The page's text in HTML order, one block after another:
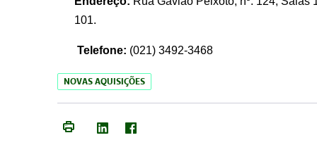
101.
Telefone: (021) 3492-3468
NOVAS AQUISIÇÕES